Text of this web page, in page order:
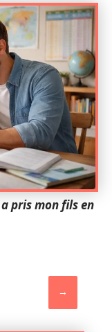
pris mon fils en